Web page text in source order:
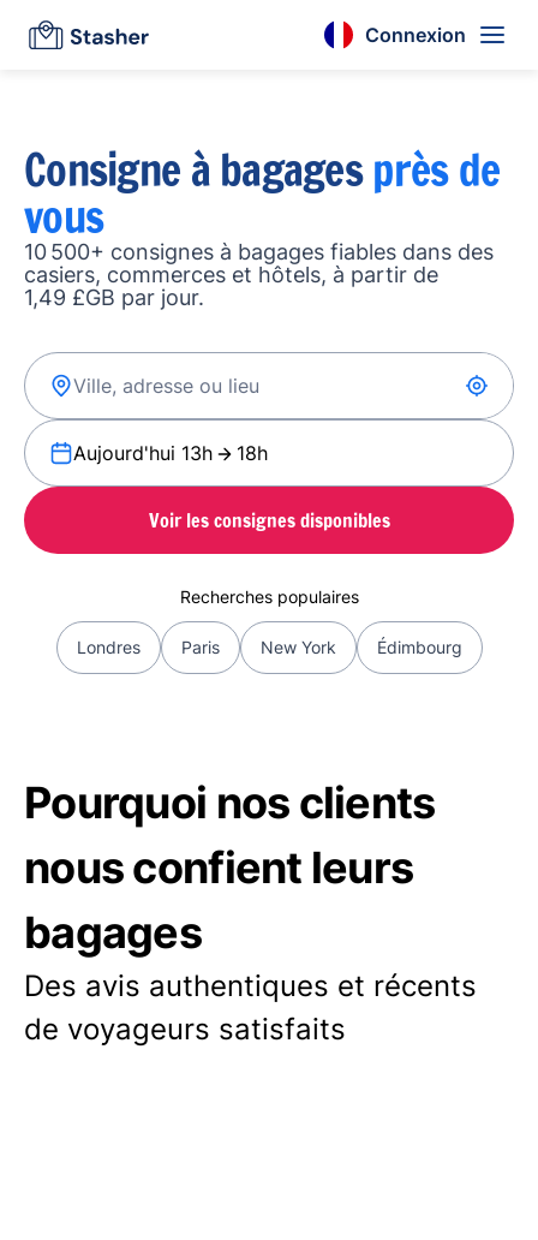
Connexion
Consigne à bagagesprès de
vous
10 500+ consignes à bagages fiables dans des
casiers, commerces et hôtels, à partir de
1,49 £GB par jour.
Aujourd'hui 13h 18h
Voir les consignes disponibles
Recherches populaires
Londres Paris New York Édimbourg
Pourquoi nos clients
nous confient leurs
bagages
Des avis authentiques et récents
de voyageurs satisfaits